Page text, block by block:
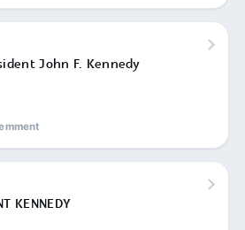
John F. Kennedy
KENNEDY